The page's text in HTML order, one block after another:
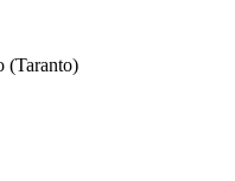
(Taranto)